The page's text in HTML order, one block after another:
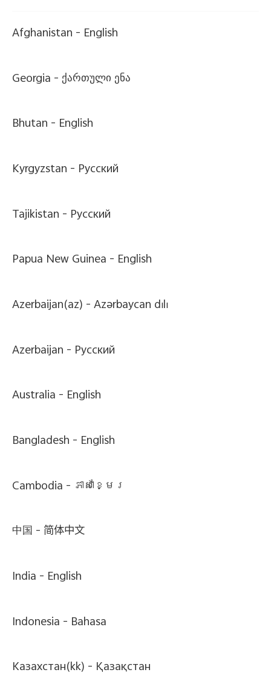
Afghanistan - English
Georgia -ქართული ენა
Bhutan - English
Kyrgyzstan - Pусский
Tajikistan - Pусский
Papua New Guinea - English
Azerbaijan(az) -Azərbaycan dili
Azerbaijan - Pусский
Australia - English
Bangladesh - English
Cambodia - ភាសាខ្មែរ
中国 - 简体中文
India - English
Indonesia - Bahasa
Казахстан(kk) - Қазақстан